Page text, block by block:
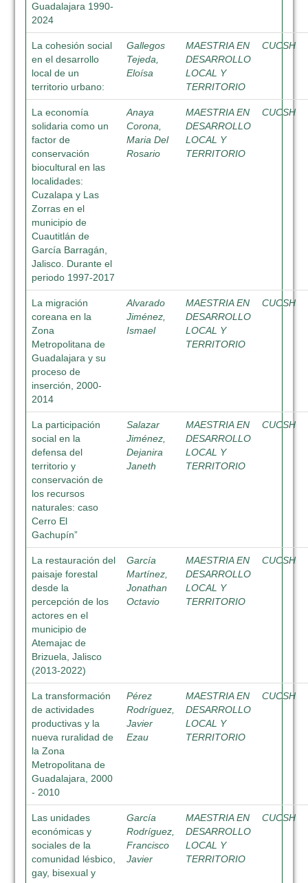
Guadalajara 1990-
2024
La cohesión social
en el desarrollo
local de un
territorio urbano:
Gallegos
Tejeda,
Eloísa
MAESTRIA EN
DESARROLLO
LOCAL Y
TERRITORIO
CUCSH
La economía
solidaria como un
factor de
conservación
biocultural en las
localidades:
Cuzalapa y Las
Zorras en el
municipio de
Cuautitlán de
García Barragán,
Jalisco. Durante el
periodo 1997-2017
Anaya
Corona,
Maria Del
Rosario
MAESTRIA EN
DESARROLLO
LOCAL Y
TERRITORIO
CUCSH
La migración
coreana en la
Zona
Metropolitana de
Guadalajara y su
proceso de
inserción, 2000-
2014
Alvarado
Jiménez,
Ismael
MAESTRIA EN
DESARROLLO
LOCAL Y
TERRITORIO
CUCSH
La participación
social en la
defensa del
territorio y
conservación de
los recursos
naturales: caso
Cerro El
Gachupín”
Salazar
Jiménez,
Dejanira
Janeth
MAESTRIA EN
DESARROLLO
LOCAL Y
TERRITORIO
CUCSH
La restauración del
paisaje forestal
desde la
percepción de los
actores en el
municipio de
Atemajac de
Brizuela, Jalisco
(2013-2022)
García
Martínez,
Jonathan
Octavio
MAESTRIA EN
DESARROLLO
LOCAL Y
TERRITORIO
CUCSH
La transformación
de actividades
productivas y la
nueva ruralidad de
la Zona
Metropolitana de
Guadalajara, 2000
- 2010
Pérez
Rodríguez,
Javier
Ezau
MAESTRIA EN
DESARROLLO
LOCAL Y
TERRITORIO
CUCSH
Las unidades
económicas y
sociales de la
comunidad lésbico,
gay, bisexual y
García
Rodríguez,
Francisco
Javier
MAESTRIA EN
DESARROLLO
LOCAL Y
TERRITORIO
CUCSH